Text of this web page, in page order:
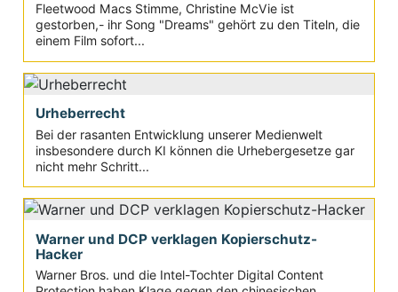
Fleetwood Macs Stimme, Christine McVie ist
gestorben,- ihr Song "Dreams" gehört zu den Titeln, die
einem Film sofort...
Urheberrecht
Bei der rasanten Entwicklung unserer Medienwelt
insbesondere durch KI können die Urhebergesetze gar
nicht mehr Schritt...
Warner und DCP verklagen Kopierschutz-
Hacker
Warner Bros. und die Intel-Tochter Digital Content